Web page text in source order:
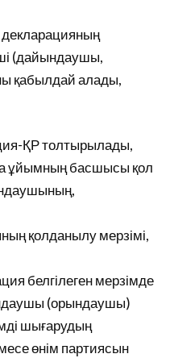
декларацияның
(дайындаушы,
қабылдай алады,
ҚР толтырылады,
ұйымның басшысы қол
қолданылу мерзімі,
белгілеген мерзімде
(орындаушы)
шығарудың
өнім партиясын